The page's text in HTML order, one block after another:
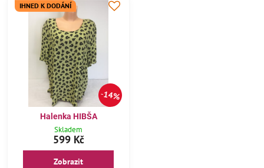
14%
IHNED K DODÁNÍ
Halenka HIBŠA
Skladem
599 Kč
Zobrazit